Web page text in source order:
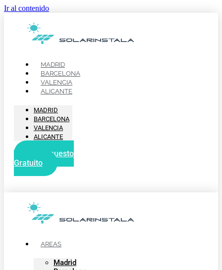
Ir al contenido
MADRID
BARCELONA
VALENCIA
ALICANTE
MADRID
BARCELONA
VALENCIA
ALICANTE
Presupuesto
Gratuito
AREAS
Madrid